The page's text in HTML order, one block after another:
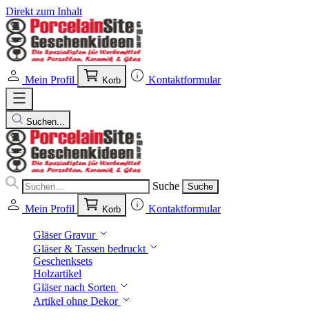
Direkt zum Inhalt
Mein Profil Korb Kontaktformular
Suchen...
Suche Suche
Mein Profil Korb Kontaktformular
Gläser Gravur
Gläser & Tassen bedruckt
Geschenksets
Holzartikel
Gläser nach Sorten
Artikel ohne Dekor